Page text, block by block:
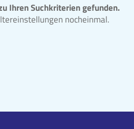
Ihren Suchkriterien gefunden.
nocheinmal.